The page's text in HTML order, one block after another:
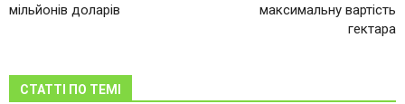
мільйонів доларів
максимальну вартість
гектара
СТАТТІ ПО ТЕМІ